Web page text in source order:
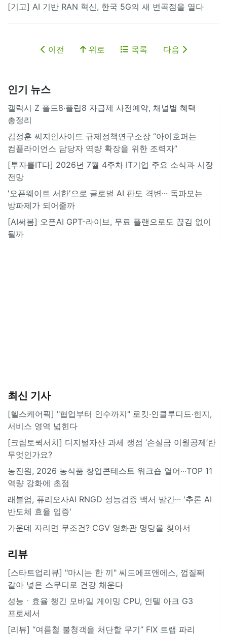
[기고] AI 기반 RAN 혁신, 한국 5G의 새 변곡점을 열다
이전 위로 목록 다음
인기 뉴스
갤럭시 Z 폴드8·플립8 자급제 사전예약, 채널별 혜택
총정리
김정훈 씨지인사이드 규제정책연구소장 “아이호퍼는
컴플라이언스 담당자 역량 확장을 위한 조력자”
[투자를IT다] 2026년 7월 4주차 IT기업 주요 소식과 시장
전망
'오픈웨이트 서한'으로 글로벌 AI 판도 격변··· 독파모는
방파제가 되어줄까
[AI써봄] 오픈AI GPT-라이브, 무료 플랜으로도 끊김 없이
될까
최신 기사
[헬스케어픽] "협업부터 인수까지" 로킷·인클루디드·힌지,
서비스 영역 넓힌다
[크립토퀵서치] 디지털자산 과세 쟁점 ‘손실금 이월공제’란
무엇인가요?
농진원, 2026 농식품 창업콘테스트 워크숍 열어···TOP 11
역량 강화에 초점
래블업, 퓨리오사AI RNGD 성능검증 백서 발간··· '추론 AI
반도체 효율 입증'
가운데 자리면 무조건? CGV 영화관 명당을 찾아서
리뷰
[스타트업리뷰] "마시는 한 끼" 씨드에프앤에스, 껍질째
갈아 넣은 스무디로 건강 채운다
성능ㆍ효율 챙긴 모바일 게이밍 CPU, 인텔 아크 G3
프로세서
[리뷰] “여름철 불청객을 처단할 무기” FIX 트랩 파리